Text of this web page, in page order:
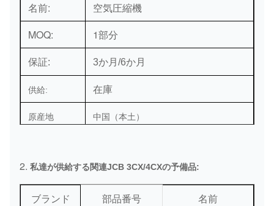
名前:
空気圧縮機
MOQ:
1部分
保証: 3か月/6か月
供給: 在庫
原産地 中国（本土）
DHL/Federal Express/TNT/UPS/空気船
積み/海の船積み
2. 私達が供給する関連JCB 3CX/4CXの予備品:
ブランド 部品番号
名前